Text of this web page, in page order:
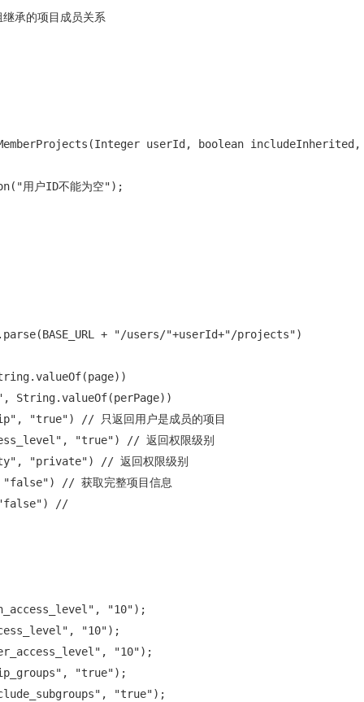
承的项目成员关系
userId, boolean
用户ID不能为空");
+ "/users/"+userId+"/projects")
String.valueOf(perPage))
"true") // 只返回用户是成员的项目
"true") // 返回权限级别
"private") // 返回权限级别
// 获取完整项目信息
//
"10");
"10");
"10");
"true");
"true");